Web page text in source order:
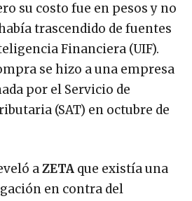
su costo fue en pesos y no
trascendido de fuentes
Financiera (UIF).
se hizo a una empresa
por el Servicio de
(SAT) en octubre de
aZETA que existía una
en contra del